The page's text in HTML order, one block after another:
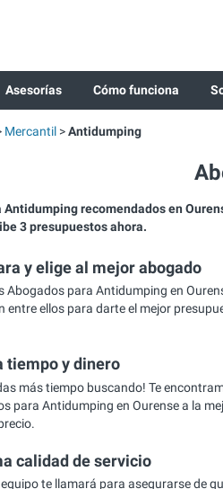
Asesorías Cómo funciona
Mercantil Antidumping
recomendados en
3 presupuestos ahora.
y elige al mejor abogado
Abogados para Antidumping en
entre ellos para darte el mejor
tiempo y dinero
más tiempo buscando! Te
para Antidumping en Ourense a la
calidad de servicio
te llamará para asegurarse de